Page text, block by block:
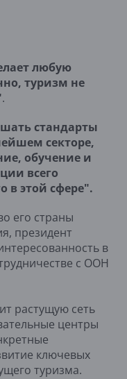
любую
туризм не
.
стандарты
секторе,
обучение и
всего
в этой сфере".
его страны
президент
в
с ООН
растущую сеть
центры
ключевых
туризма.